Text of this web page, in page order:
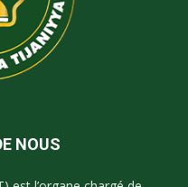
NOUS